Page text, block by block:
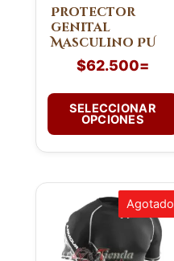
Protector
genital
Masculino PU
$62.500=
SELECCIONAR
OPCIONES
pueden
elegir
en
producto
Agotado
producto
tiene
múltiples